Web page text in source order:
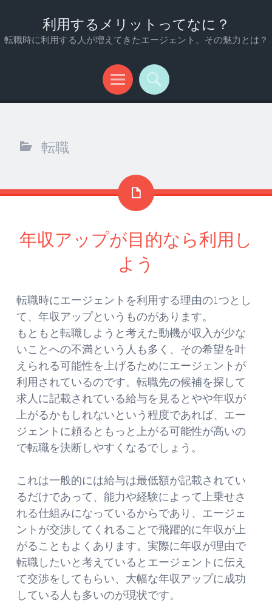
利用するメリットってなに？
転職時に利用する人が増えてきたエージェント。その魅力とは？
メ
検
転職
年収アップが目的なら利用し
よう
転職時にエージェントを利用する理由の1つとし
て、年収アップというものがあります。
もともと転職しようと考えた動機が収入が少な
いことへの不満という人も多く、その希望を叶
えられる可能性を上げるためにエージェントが
利用されているのです。転職先の候補を探して
求人に記載されている給与を見るとやや年収が
上がるかもしれないという程度であれば、エー
ジェントに頼るともっと上がる可能性が高いの
で転職を決断しやすくなるでしょう。
これは一般的には給与は最低額が記載されてい
るだけであって、能力や経験によって上乗せさ
れる仕組みになっているからであり、エージェ
ントが交渉してくれることで飛躍的に年収が上
がることもよくあります。実際に年収が理由で
転職したいと考えているとエージェントに伝え
て交渉をしてもらい、大幅な年収アップに成功
している人も多いのが現状です。